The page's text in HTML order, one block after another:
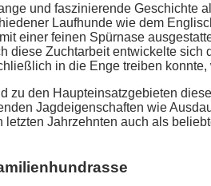
und faszinierende Geschichte
Laufhunde wie dem
einer feinen Spürnase
diese Zuchtarbeit entwickelte
in die Enge treiben
zu den Haupteinsatzgebieten
Jagdeigenschaften wie
Jahrzehnten auch als